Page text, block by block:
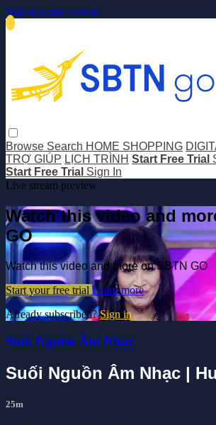
Skip to main content
Browse Search HOME SHOPPING
TRỢ GIÚP LỊCH TRÌNH Start Free Trial
Start Free Trial Sign In
Live stream preview
Watch this video and
GO
Watch this video and more on SBTN GO
Start your free trial Learn more
Already subscribed?Sign in
Suối Nguồn Âm Nhạc
Suối Nguồn Âm Nhạc |
25m